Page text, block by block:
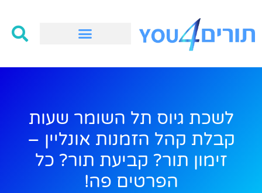
לשכת גיוס תל השומר שעות
קבלת קהל הזמנות אונליין –
זימון תור? קביעת תור? כל
הפרטים פה!